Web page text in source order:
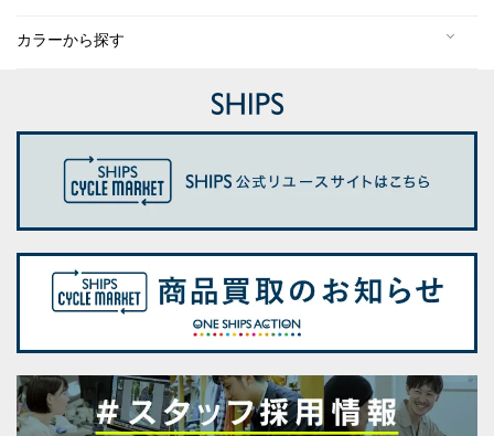
カラーから探す